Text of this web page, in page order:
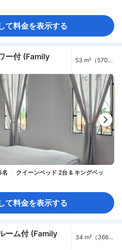
て料金を表示する
ー付 (Family
53 m²（570
名
クイーンベッド 2台 & キングベッ
て料金を表示する
ーム付 (Family
34 m²（366